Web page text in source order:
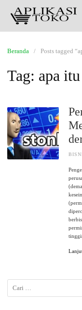
Beranda Posts tagged
Tag: apa